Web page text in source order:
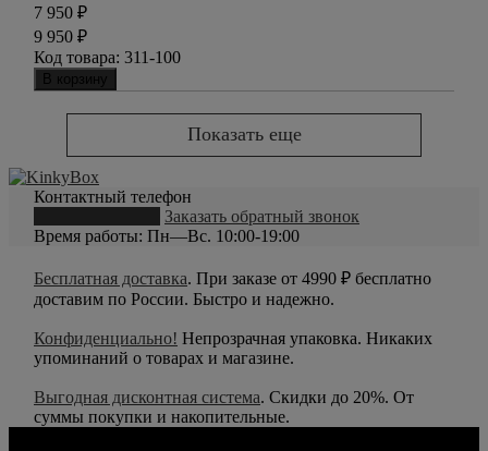
7 950 ₽
9 950 ₽
Код товара: 311-100
В корзину
Показать еще
Контактный телефон
Заказать обратный звонок
Время работы: Пн—Вс. 10:00-19:00
Бесплатная доставка. При заказе от 4990 ₽ бесплатно
доставим по России. Быстро и надежно.
Конфиденциально! Непрозрачная упаковка. Никаких
упоминаний о товарах и магазине.
Выгодная дисконтная система. Скидки до 20%. От
суммы покупки и накопительные.